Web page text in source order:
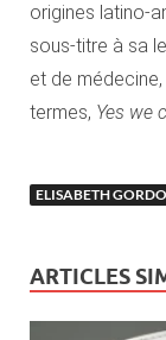
origines latino-
sous-titre à sa
et de médecine,
termes, Yes we
ELISABETH
ARTICLES